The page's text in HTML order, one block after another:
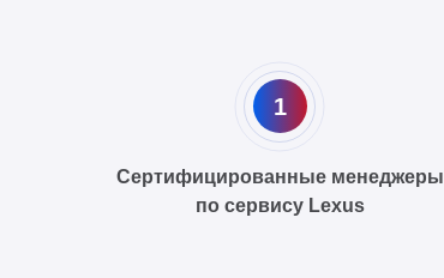
1
Сертифицированные менеджеры
по сервису Lexus